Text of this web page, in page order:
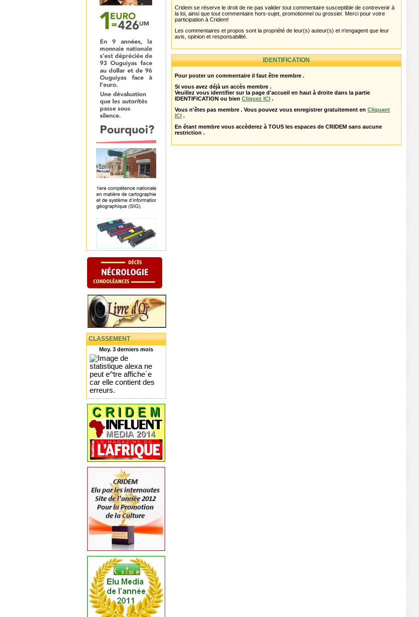
CLASSEMENT
Moy. 3 derniers mois
Cridem se réserve le droit de ne pas valider tout commentaire susceptible de contrevenir à
la loi, ainsi que tout commentaire hors-sujet, promotionnel ou grossier. Merci pour votre
participation à Cridem!
Les commentaires et propos sont la propriété de leur(s) auteur(s) et n'engagent que leur
avis, opinion et responsabilité.
IDENTIFICATION
Pour poster un commentaire il faut être membre .
Si vous avez déjà un accès membre .
Veuillez vous identifier sur la page d'accueil en haut à droite dans la partie
IDENTIFICATION ou bien Cliquez ICI .
Vous n'êtes pas membre . Vous pouvez vous enregistrer gratuitement en Cliquant
ICI .
En étant membre vous accèderez à TOUS les espaces de CRIDEM sans aucune
restriction .